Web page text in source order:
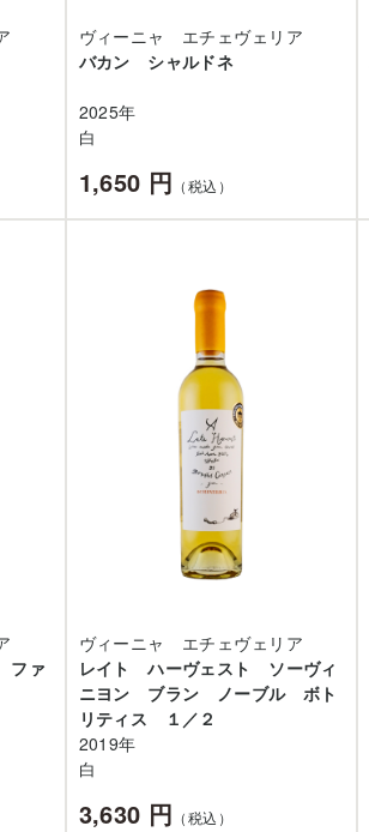
ヴィーニャ エチェヴェリア
バカン シャルドネ
2025年
白
1,650 円 （税込）
ファ
ヴィーニャ エチェヴェリア
レイト ハーヴェスト ソーヴィ
ニヨン ブラン ノーブル ボト
リティス １／２
2019年
白
3,630 円 （税込）